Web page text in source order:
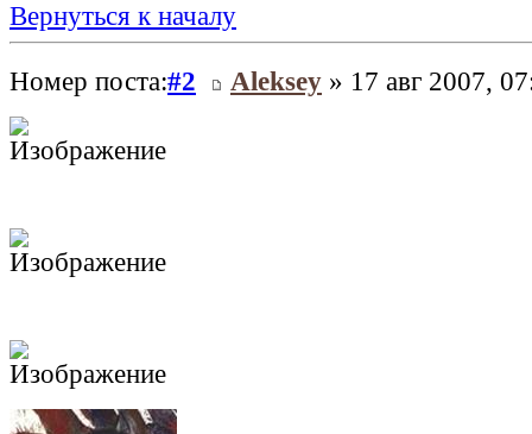
Вернуться к началу
Номер поста:#2 Aleksey » 17 авг 2007,